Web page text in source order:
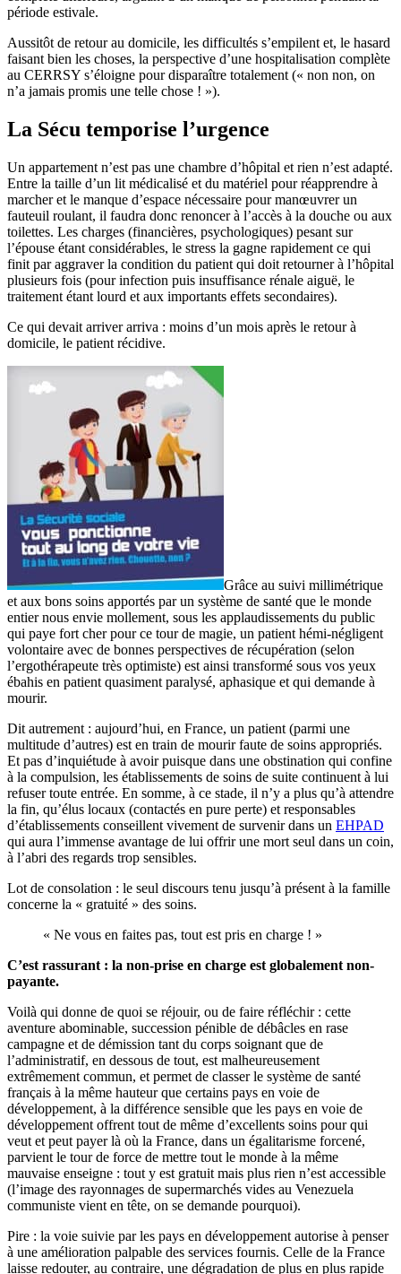
période estivale.
Aussitôt de retour au domicile, les difficultés s’empilent et, le hasard
faisant bien les choses, la perspective d’une hospitalisation complète
au CERRSY s’éloigne pour disparaître totalement (« non non, on
n’a jamais promis une telle chose ! »).
La Sécu temporise l’urgence
Un appartement n’est pas une chambre d’hôpital et rien n’est adapté.
Entre la taille d’un lit médicalisé et du matériel pour réapprendre à
marcher et le manque d’espace nécessaire pour manœuvrer un
fauteuil roulant, il faudra donc renoncer à l’accès à la douche ou aux
toilettes. Les charges (financières, psychologiques) pesant sur
l’épouse étant considérables, le stress la gagne rapidement ce qui
finit par aggraver la condition du patient qui doit retourner à l’hôpital
plusieurs fois (pour infection puis insuffisance rénale aiguë, le
traitement étant lourd et aux importants effets secondaires).
Ce qui devait arriver arriva : moins d’un mois après le retour à
domicile, le patient récidive.
Grâce au suivi millimétrique
et aux bons soins apportés par un système de santé que le monde
entier nous envie mollement, sous les applaudissements du public
qui paye fort cher pour ce tour de magie, un patient hémi-négligent
volontaire avec de bonnes perspectives de récupération (selon
l’ergothérapeute très optimiste) est ainsi transformé sous vos yeux
ébahis en patient quasiment paralysé, aphasique et qui demande à
mourir.
Dit autrement : aujourd’hui, en France, un patient (parmi une
multitude d’autres) est en train de mourir faute de soins appropriés.
Et pas d’inquiétude à avoir puisque dans une obstination qui confine
à la compulsion, les établissements de soins de suite continuent à lui
refuser toute entrée. En somme, à ce stade, il n’y a plus qu’à attendre
la fin, qu’élus locaux (contactés en pure perte) et responsables
d’établissements conseillent vivement de survenir dans un EHPAD
qui aura l’immense avantage de lui offrir une mort seul dans un coin,
à l’abri des regards trop sensibles.
Lot de consolation : le seul discours tenu jusqu’à présent à la famille
concerne la « gratuité » des soins.
« Ne vous en faites pas, tout est pris en charge ! »
C’est rassurant : la non-prise en charge est globalement non-
payante.
Voilà qui donne de quoi se réjouir, ou de faire réfléchir : cette
aventure abominable, succession pénible de débâcles en rase
campagne et de démission tant du corps soignant que de
l’administratif, en dessous de tout, est malheureusement
extrêmement commun, et permet de classer le système de santé
français à la même hauteur que certains pays en voie de
développement, à la différence sensible que les pays en voie de
développement offrent tout de même d’excellents soins pour qui
veut et peut payer là où la France, dans un égalitarisme forcené,
parvient le tour de force de mettre tout le monde à la même
mauvaise enseigne : tout y est gratuit mais plus rien n’est accessible
(l’image des rayonnages de supermarchés vides au Venezuela
communiste vient en tête, on se demande pourquoi).
Pire : la voie suivie par les pays en développement autorise à penser
à une amélioration palpable des services fournis. Celle de la France
laisse redouter, au contraire, une dégradation de plus en plus rapide